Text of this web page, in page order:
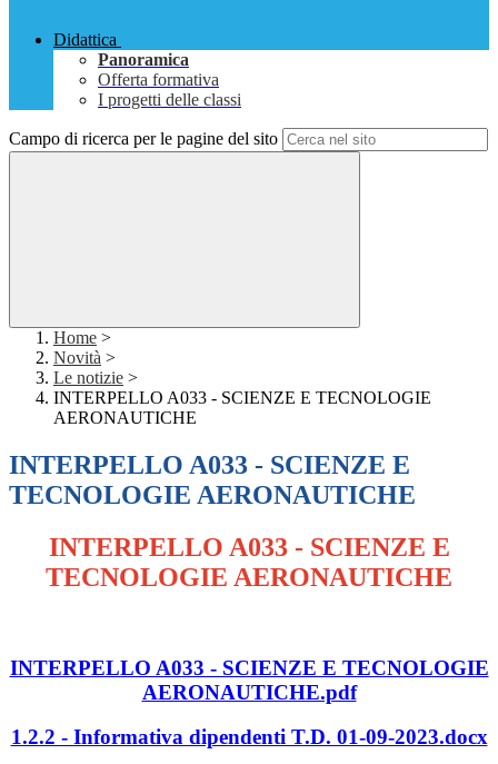
Didattica
Panoramica
Offerta formativa
I progetti delle classi
Campo di ricerca per le pagine del sito
Home >
Novità >
Le notizie >
INTERPELLO A033 - SCIENZE E TECNOLOGIE
AERONAUTICHE
INTERPELLO A033 - SCIENZE E
TECNOLOGIE AERONAUTICHE
INTERPELLO A033 - SCIENZE E
TECNOLOGIE AERONAUTICHE
INTERPELLO A033 - SCIENZE E TECNOLOGIE
AERONAUTICHE.pdf
1.2.2 - Informativa dipendenti T.D. 01-09-2023.docx